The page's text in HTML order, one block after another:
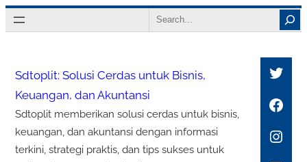
Lewati
ke
Search
Sdtoplit: Solusi Cerdas untuk Bisnis,
Keuangan, dan Akuntansi
Sdtoplit memberikan solusi cerdas untuk bisnis,
keuangan, dan akuntansi dengan informasi
terkini, strategi praktis, dan tips sukses untuk